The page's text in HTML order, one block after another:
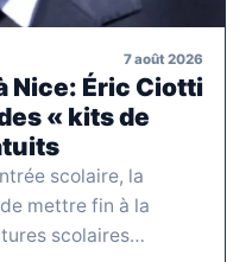
7 août 2026
Nice: Éric Ciotti
« kits de
scolaire, la
mettre fin à la
scolaires…